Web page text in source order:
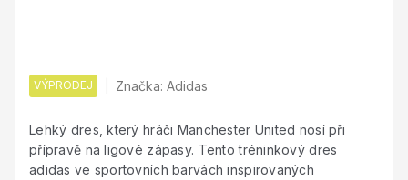
VÝPRODEJ Značka:Adidas
Lehký dres, který hráči Manchester United nosí při
přípravě na ligové zápasy. Tento tréninkový dres
adidas ve sportovních barvách inspirovaných